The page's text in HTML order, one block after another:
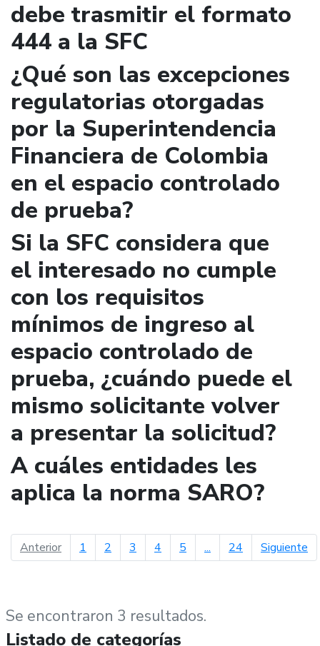
debe trasmitir el formato
444 a la SFC
¿Qué son las excepciones
regulatorias otorgadas
por la Superintendencia
Financiera de Colombia
en el espacio controlado
de prueba?
Si la SFC considera que
el interesado no cumple
con los requisitos
mínimos de ingreso al
espacio controlado de
prueba, ¿cuándo puede el
mismo solicitante volver
a presentar la solicitud?
A cuáles entidades les
aplica la norma SARO?
Anteriorpágina anterior
1 2 3 4 5 ... 24 Siguiente
Se encontraron 3 resultados.
Listado de categorías